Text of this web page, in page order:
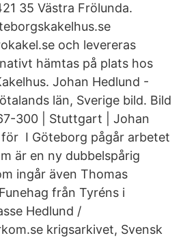
35 Västra Frölunda.
och levereras
hämtas på plats hos
Johan Hedlund -
län, Sverige bild. Bild
300 | Stuttgart | Johan
I Göteborg pågår arbetet
är en ny dubbelspårig
ingår även Thomas
från Tyréns i
Hedlund /
krigsarkivet, Svensk